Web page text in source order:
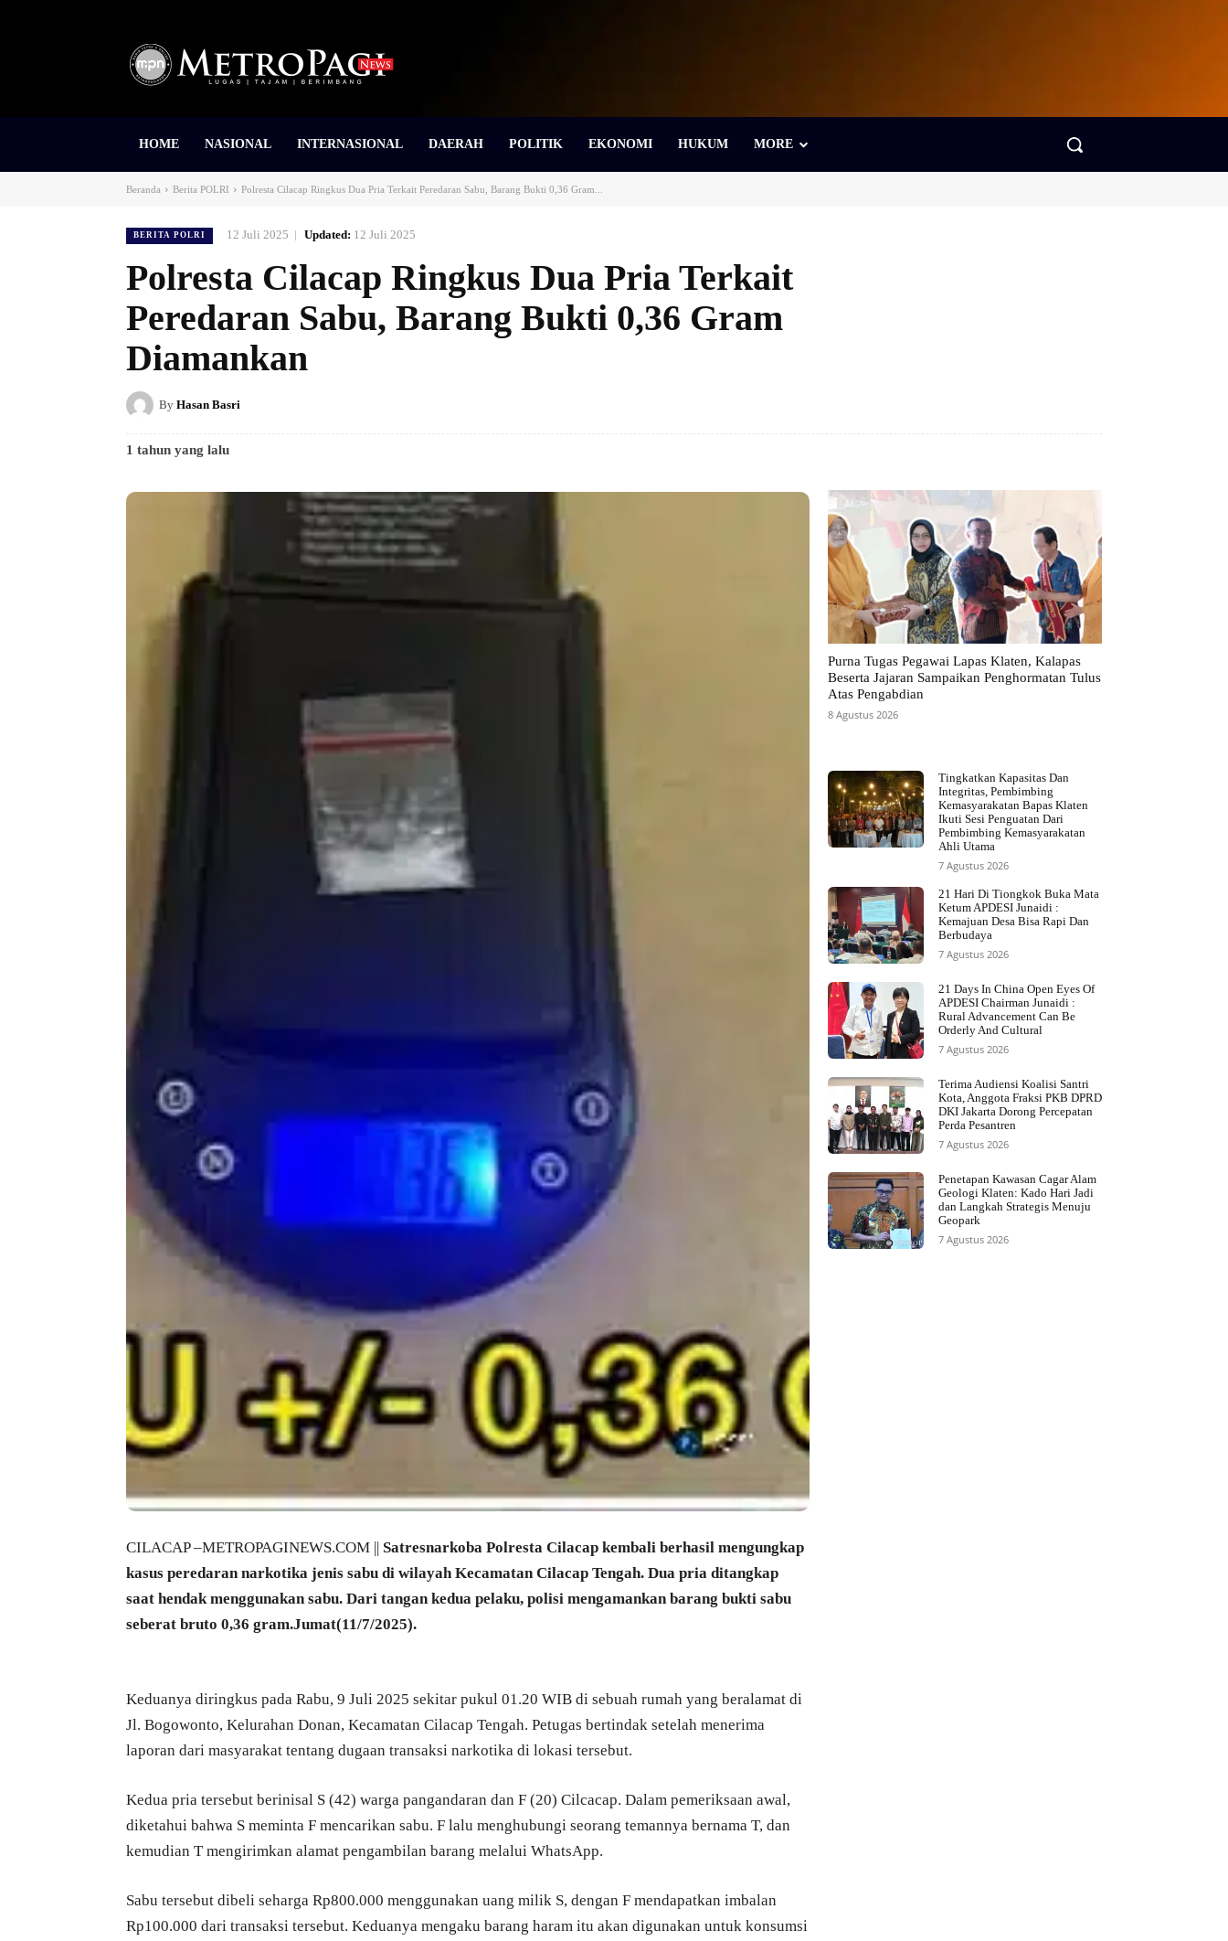
HOME NASIONAL INTERNASIONAL DAERAH POLITIK EKONOMI HUKUM MORE
Beranda Berita POLRI Polresta Cilacap Ringkus Dua Pria Terkait Peredaran Sabu, Barang Bukti 0,36 Gram...
BERITA POLRI 12 Juli 2025 Updated: 12 Juli 2025
Polresta Cilacap Ringkus Dua Pria Terkait
Peredaran Sabu, Barang Bukti 0,36 Gram
Diamankan
By Hasan Basri
1 tahun yang lalu
CILACAP –METROPAGINEWS.COM || Satresnarkoba Polresta Cilacap kembali berhasil mengungkap
kasus peredaran narkotika jenis sabu di wilayah Kecamatan Cilacap Tengah. Dua pria ditangkap
saat hendak menggunakan sabu. Dari tangan kedua pelaku, polisi mengamankan barang bukti sabu
seberat bruto 0,36 gram.Jumat(11/7/2025).
Keduanya diringkus pada Rabu, 9 Juli 2025 sekitar pukul 01.20 WIB di sebuah rumah yang beralamat di
Jl. Bogowonto, Kelurahan Donan, Kecamatan Cilacap Tengah. Petugas bertindak setelah menerima
laporan dari masyarakat tentang dugaan transaksi narkotika di lokasi tersebut.
Kedua pria tersebut berinisal S (42) warga pangandaran dan F (20) Cilcacap. Dalam pemeriksaan awal,
diketahui bahwa S meminta F mencarikan sabu. F lalu menghubungi seorang temannya bernama T, dan
kemudian T mengirimkan alamat pengambilan barang melalui WhatsApp.
Sabu tersebut dibeli seharga Rp800.000 menggunakan uang milik S, dengan F mendapatkan imbalan
Rp100.000 dari transaksi tersebut. Keduanya mengaku barang haram itu akan digunakan untuk konsumsi
Purna Tugas Pegawai Lapas Klaten, Kalapas
Beserta Jajaran Sampaikan Penghormatan Tulus
Atas Pengabdian
8 Agustus 2026
Tingkatkan Kapasitas Dan
Integritas, Pembimbing
Kemasyarakatan Bapas Klaten
Ikuti Sesi Penguatan Dari
Pembimbing Kemasyarakatan
Ahli Utama
7 Agustus 2026
21 Hari Di Tiongkok Buka Mata
Ketum APDESI Junaidi :
Kemajuan Desa Bisa Rapi Dan
Berbudaya
7 Agustus 2026
21 Days In China Open Eyes Of
APDESI Chairman Junaidi :
Rural Advancement Can Be
Orderly And Cultural
7 Agustus 2026
Terima Audiensi Koalisi Santri
Kota, Anggota Fraksi PKB DPRD
DKI Jakarta Dorong Percepatan
Perda Pesantren
7 Agustus 2026
Penetapan Kawasan Cagar Alam
Geologi Klaten: Kado Hari Jadi
dan Langkah Strategis Menuju
Geopark
7 Agustus 2026